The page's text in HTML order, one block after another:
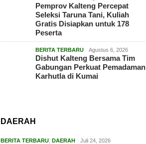
Pemprov Kalteng Percepat
Seleksi Taruna Tani, Kuliah
Gratis Disiapkan untuk 178
Peserta
BERITA TERBARU Agustus 6, 2026
Dishut Kalteng Bersama Tim
Gabungan Perkuat Pemadaman
Karhutla di Kumai
DAERAH
BERITA TERBARU ,DAERAH Juli 24, 2026